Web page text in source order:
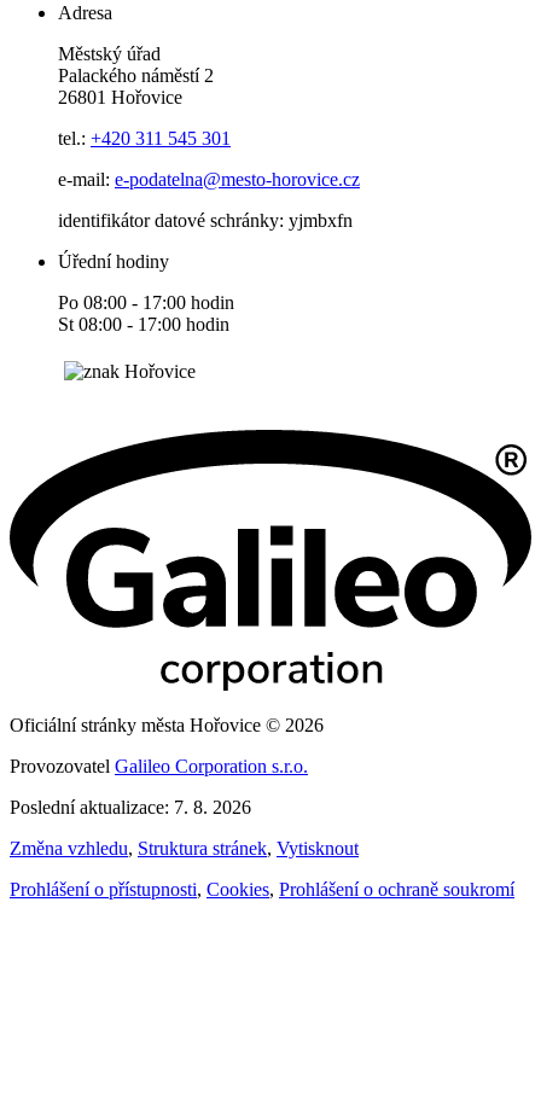
Adresa
Městský úřad
Palackého náměstí 2
26801 Hořovice
tel.: +420 311 545 301
e-mail: e-podatelna@mesto-horovice.cz
identifikátor datové schránky: yjmbxfn
Úřední hodiny
Po 08:00 - 17:00 hodin
St 08:00 - 17:00 hodin
Oficiální stránky města Hořovice © 2026
Provozovatel Galileo Corporation s.r.o.
Poslední aktualizace: 7. 8. 2026
Změna vzhledu, Struktura stránek, Vytisknout
Prohlášení o přístupnosti, Cookies, Prohlášení o ochraně soukromí